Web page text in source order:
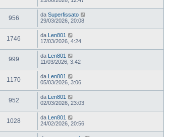
956 da Superfissato
29/03/2026, 20:08
1746 da Len801
17/03/2026, 4:24
999 da Len801
11/03/2026, 3:42
1170 da Len801
05/03/2026, 3:06
952 da Len801
02/03/2026, 23:03
1028 da Len801
24/02/2026, 20:56